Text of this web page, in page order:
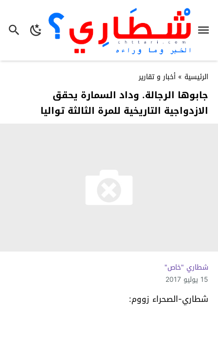
الرئيسية » أخبار و تقارير
جابوها الرجالة. وداد السمارة يحقق
الازدواجية التاريخية للمرة الثالثة تواليا
شطاري "خاص"
15 يوليو 2017
شطاري-الصحراء زووم: